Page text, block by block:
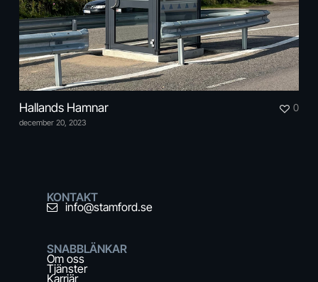
Hallands Hamnar
december 20, 2023
0
SNABBLÄNKAR
Om oss
Tjänster
Karriär
KONTAKT
info@stamford.se